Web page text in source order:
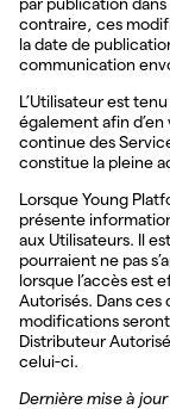
contraire, ces
la date de
communication
L’Utilisateur est
également afin d’en
continue des
constitue la pleine
Lorsque Young
présente
aux Utilisateurs. Il
pourraient ne pas
lorsque l’accès est
Autorisés. Dans ces
modifications
Distributeur
celui-ci.
Dernière mise à